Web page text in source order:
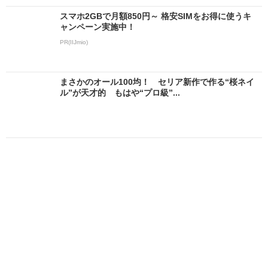
スマホ2GBで月額850円～ 格安SIMをお得に使うキ
ャンペーン実施中！
PR(IIJmio)
まさかのオール100均！ セリア新作で作る“桜ネイ
ル”が天才的 もはや“プロ級”...